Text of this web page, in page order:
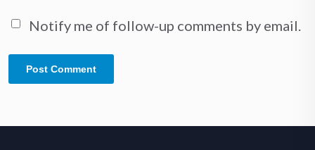
Notify me of follow-up comments by email.